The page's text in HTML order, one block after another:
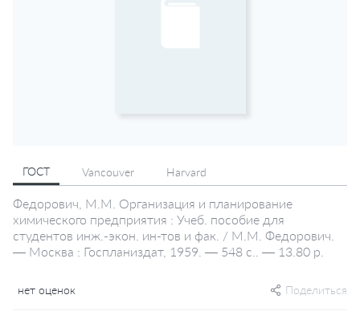
ГОСТ Vancouver Harvard
Федорович, М.М. Организация и планирование
химического предприятия : Учеб. пособие для
студентов инж.-экон. ин-тов и фак. / М.М. Федорович.
— Москва : Госпланиздат, 1959. — 548 с.. — 13.80 р.
нет оценок Поделиться